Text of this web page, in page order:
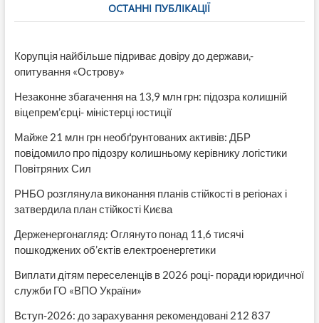
ОСТАННІ ПУБЛІКАЦІЇ
Корупція найбільше підриває довіру до держави,-
опитування «Острову»
Незаконне збагачення на 13,9 млн грн: підозра колишній
віцепрем’єрці- міністерці юстиції
Майже 21 млн грн необґрунтованих активів: ДБР
повідомило про підозру колишньому керівнику логістики
Повітряних Сил
РНБО розглянула виконання планів стійкості в регіонах і
затвердила план стійкості Києва
Держенергонагляд: Оглянуто понад 11,6 тисячі
пошкоджених об’єктів електроенергетики
Виплати дітям переселенців в 2026 році- поради юридичної
служби ГО «ВПО України»
Вступ-2026: до зарахування рекомендовані 212 837